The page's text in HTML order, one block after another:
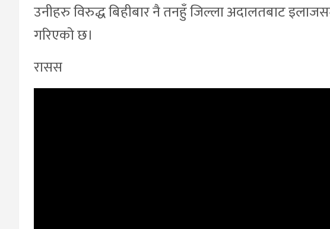
उनीहरु विरुद्ध बिहीबार नै तनहुँ जिल्ला अदालतबाट
गरिएको छ।
रासस